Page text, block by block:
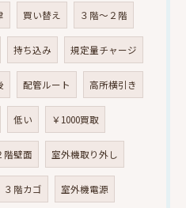
買い替え ３階～２階
持ち込み 規定量チャージ
配管ルート 高所横引き
低い ￥1000買取
階壁面 室外機取り外し
３階カゴ 室外機電源